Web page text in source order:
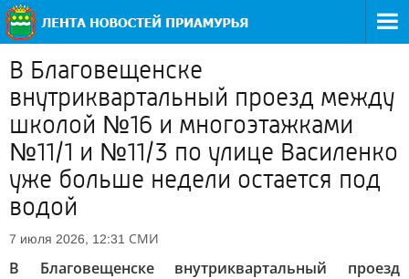
В Благовещенске
внутриквартальный проезд между
школой №16 и многоэтажками
№11/1 и №11/3 по улице Василенко
уже больше недели остается под
водой
7 июля 2026, 12:31 СМИ
В Благовещенске внутриквартальный проезд